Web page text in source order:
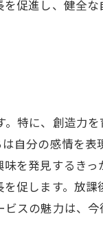
促進し、健全
特に、創造力を
自分の感情を表
を発見するきっ
促します。放課
スの魅力は、